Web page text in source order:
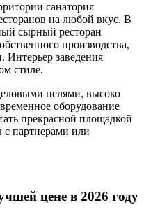
санатория
на любой вкус. В
сырный ресторан
производства,
Интерьер заведения
стиле.
целями, высоко
оборудование
прекрасной площадкой
с партнерами или
цене в 2026 году